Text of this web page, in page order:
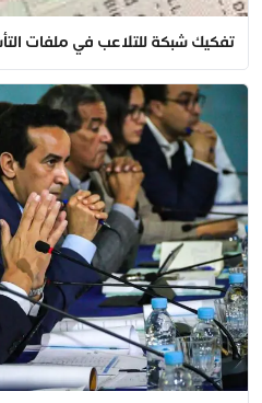
تفكيك شبكة للتلاعب في ملفات